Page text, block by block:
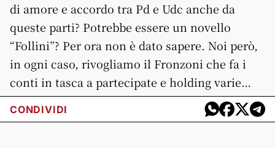
di amore e accordo tra Pd e Udc anche da
queste parti? Potrebbe essere un novello
“Follini”? Per ora non è dato sapere. Noi però,
in ogni caso, rivogliamo il Fronzoni che fa i
conti in tasca a partecipate e holding varie…
CONDIVIDI